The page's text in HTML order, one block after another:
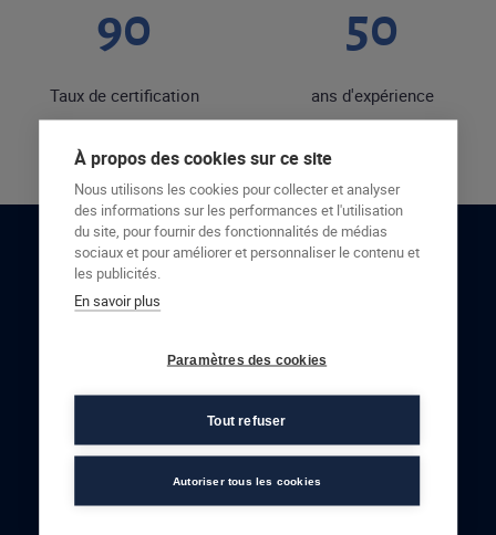
90
Taux de certification
50
ans d'expérience
RESTONS EN CONTACT
À propos des cookies sur ce site
Nous utilisons les cookies pour collecter et analyser
des informations sur les performances et l'utilisation
du site, pour fournir des fonctionnalités de médias
sociaux et pour améliorer et personnaliser le contenu et
les publicités.
En savoir plus
Paramètres des cookies
Tout refuser
Autoriser tous les cookies